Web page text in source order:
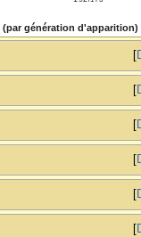
(par génération d'apparition)